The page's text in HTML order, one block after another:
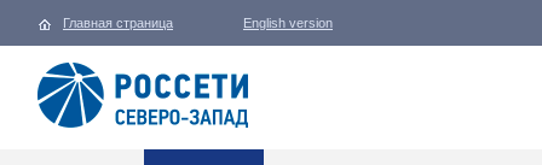
Главная страница English version